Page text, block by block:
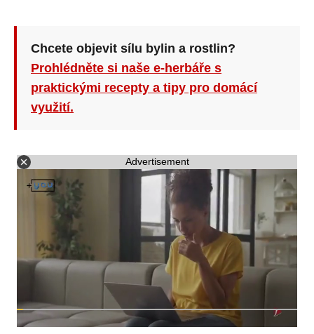
Chcete objevit sílu bylin a rostlin?
Prohlédněte si naše e-herbáře s
praktickými recepty a tipy pro domácí
využití.
Advertisement